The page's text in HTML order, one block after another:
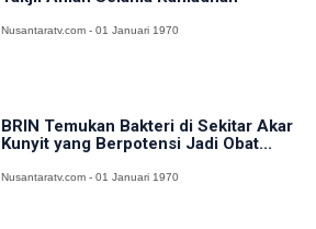
Nusantaratv.com - 01 Januari 1970
BRIN Temukan Bakteri di Sekitar Akar
Kunyit yang Berpotensi Jadi Obat...
Nusantaratv.com - 01 Januari 1970